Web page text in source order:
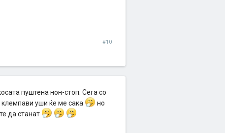
#10
пуштена нон-стоп. Сега со
клемпави уши ќе ме сака
но
да станат